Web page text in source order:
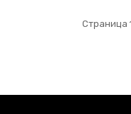
Страница